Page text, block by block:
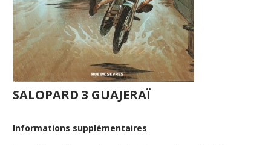
SALOPARD 3 GUAJERAÏ
Informations supplémentaires